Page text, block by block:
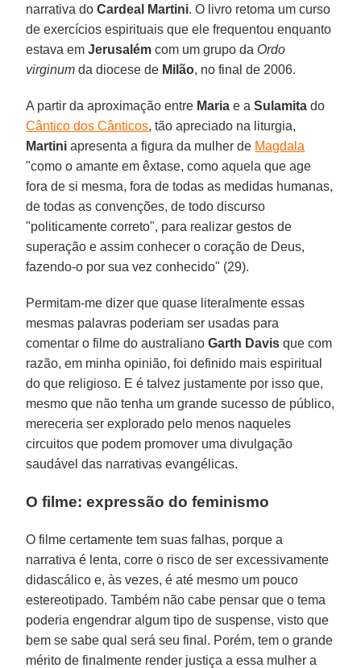
narrativa doCardeal Martini. O livro retoma um curso
de exercícios espirituais que ele frequentou enquanto
estava emJerusalém com um grupo da Ordo
virginum da diocese de Milão, no final de 2006.
A partir da aproximação entre Maria e aSulamita do
Cântico dos Cânticos, tão apreciado na liturgia,
Martini apresenta a figura da mulher de Magdala
"como o amante em êxtase, como aquela que age
fora de si mesma, fora de todas as medidas humanas,
de todas as convenções, de todo discurso
"politicamente correto", para realizar gestos de
superação e assim conhecer o coração de Deus,
fazendo-o por sua vez conhecido" (29).
Permitam-me dizer que quase literalmente essas
mesmas palavras poderiam ser usadas para
comentar o filme do australianoGarth Davis que com
razão, em minha opinião, foi definido mais espiritual
do que religioso. E é talvez justamente por isso que,
mesmo que não tenha um grande sucesso de público,
mereceria ser explorado pelo menos naqueles
circuitos que podem promover uma divulgação
saudável das narrativas evangélicas.
O filme: expressão do feminismo
O filme certamente tem suas falhas, porque a
narrativa é lenta, corre o risco de ser excessivamente
didascálico e, às vezes, é até mesmo um pouco
estereotipado. Também não cabe pensar que o tema
poderia engendrar algum tipo de suspense, visto que
bem se sabe qual será seu final. Porém, tem o grande
mérito de finalmente render justiça a essa mulher a